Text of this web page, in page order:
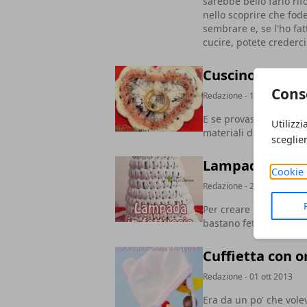
Cookie
nello scoprire che
sembrare e, se l'ho
cucire, potete
Cuscino porta
Redazione - 15 gen 2014
E se provassi a
materiali di riciclo e
Lampada in
Redazione - 20 dic 2013
Per creare una
bastano fettuccia, un
Cuffietta con
Redazione - 01 ott 2013
Era da un po' che